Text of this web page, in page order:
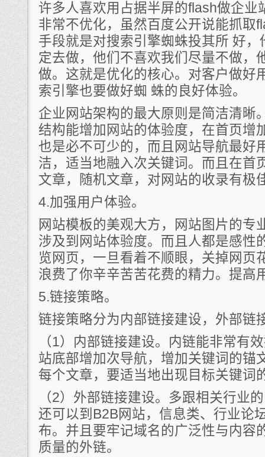
许多人喜欢用占据半屏的flash做企业
非常不优化，虽然百度公开说能抓取
手段就是对搜索引擎蜘蛛投其所 好
定去做，他们不喜欢我们尽量不做，
做。这就是优化的核心。对客户做好
索引擎也要做好蜘 蛛的良好体验。
企业网站架构的最大原则是简洁清晰
结构能增加网站的体验度，在首页增
也是必不可少的，而且网站导航最好
洁，适当地融入次关键词。而且在首
文章，随机文章，对网站的收录有极
4.加强用户体验。
网站模板的美观大方，网站图片的专
涉及到网站体验度。而且人都是感性
览网页，一旦看着不顺眼，关掉网页
浪费了你辛辛苦苦花费的精力。提高
5.链接策略。
链接策略分为内部链接建设，外部链
（1）内部链接建设。内链能非常有
站底部增加次导航，增加关键词的锚
每个文章，要适当地出现目标关键词
（2）外部链接建设。多跟相关行业
还可以到B2B网站，信息类、行业论
布。并且要牢记域名的广泛性与内容
质量的外链。